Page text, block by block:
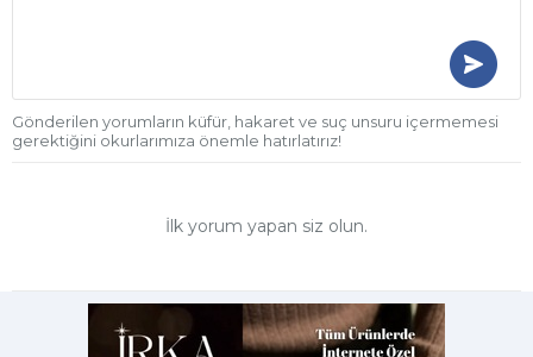
Gönderilen yorumların küfür, hakaret ve suç unsuru içermemesi
gerektiğini okurlarımıza önemle hatırlatırız!
İlk yorum yapan siz olun.